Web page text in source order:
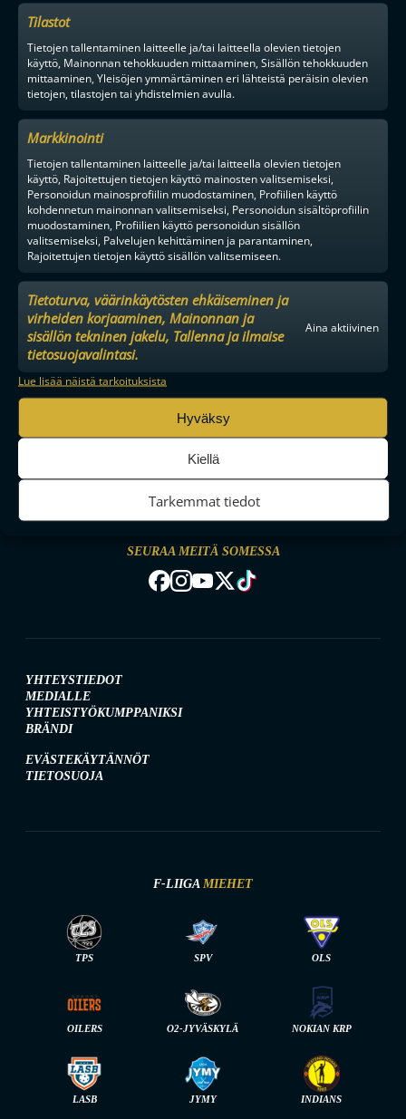
Tilastot
Tietojen tallentaminen laitteelle ja/tai laitteella olevien tietojen
käyttö, Mainonnan tehokkuuden mittaaminen, Sisällön tehokkuuden
mittaaminen, Yleisöjen ymmärtäminen eri lähteistä peräisin olevien
tietojen, tilastojen tai yhdistelmien avulla.
Markkinointi
Tietojen tallentaminen laitteelle ja/tai laitteella olevien tietojen
käyttö, Rajoitettujen tietojen käyttö mainosten valitsemiseksi,
Personoidun mainosprofiilin muodostaminen, Profiilien käyttö
kohdennetun mainonnan valitsemiseksi, Personoidun sisältöprofiilin
muodostaminen, Profiilien käyttö personoidun sisällön
valitsemiseksi, Palvelujen kehittäminen ja parantaminen,
Rajoitettujen tietojen käyttö sisällön valitsemiseen.
Tietoturva, väärinkäytösten ehkäiseminen ja
virheiden korjaaminen, Mainonnan ja
sisällön tekninen jakelu, Tallenna ja ilmaise
tietosuojavalintasi.
Aina aktiivinen
Lue lisää näistä tarkoituksista
Hyväksy
Kiellä
Tarkemmat tiedot
MAAILMAN VIIHDYTTÄVINTÄ SALIBANDYA
SEURAA MEITÄ SOMESSA
YHTEYSTIEDOT
MEDIALLE
YHTEISTYÖKUMPPANIKSI
BRÄNDI
EVÄSTEKÄYTÄNNÖT
TIETOSUOJA
F-LIIGA MIEHET
TPS SPV OLS
OILERS O2-JYVÄSKYLÄ NOKIAN KRP
LASB JYMY INDIANS